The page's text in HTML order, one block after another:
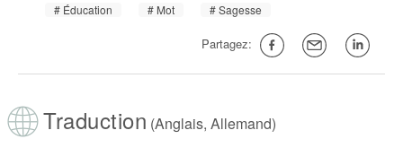
Éducation Mot Sagesse
Partagez:
Traduction (Anglais, Allemand)